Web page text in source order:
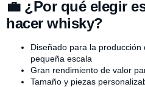
💼 ¿Por qué elegir
hacer whisky?
Diseñado para la
pequeña escala
Gran rendimiento de valor
Tamaño y piezas